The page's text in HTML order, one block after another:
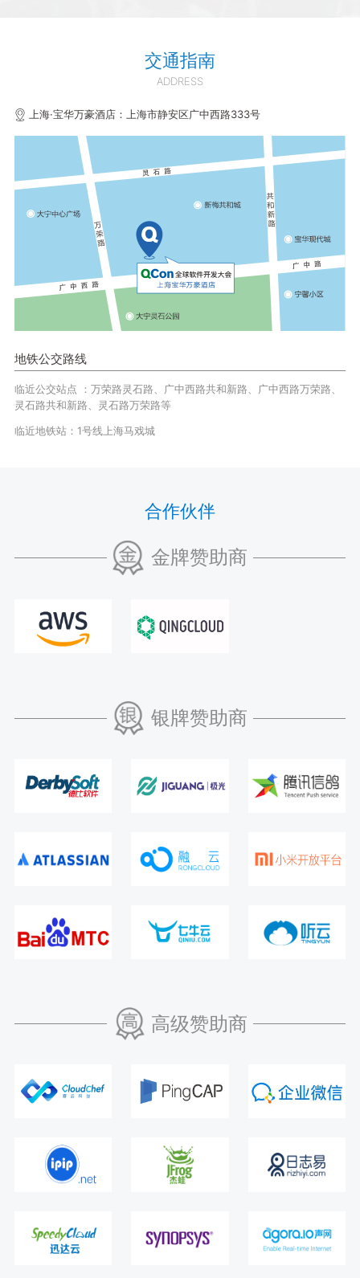
交通指南
ADDRESS
上海·宝华万豪酒店：上海市静安区广中西路333号
地铁公交路线
临近公交站点 ：万荣路灵石路、广中西路共和新路、广中西路万荣路、
灵石路共和新路、灵石路万荣路等
临近地铁站：1号线上海马戏城
合作伙伴
金牌赞助商
银牌赞助商
高级赞助商